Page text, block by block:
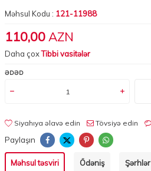
Məhsul Kodu : 121-11988
110,00 AZN
Daha çoxTibbi vasitələr
ƏDƏD
Siyahıya əlavə edin Tövsiyə edin
Paylaşın
Məhsul təsviri Ödəniş Şərhlər